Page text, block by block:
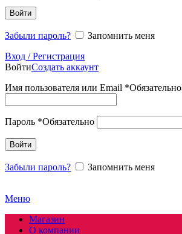
Войти
Забыли пароль?
Запомнить меня
Вход / Регистрация
ВойтиСоздать аккаунт
Имя пользователя или Email *Обязательно
Пароль *Обязательно
Войти
Забыли пароль? Запомнить меня
Меню
Магазин
О компании